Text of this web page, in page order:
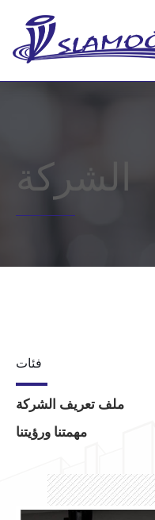
الشركة
فئات
ملف تعريف الشركة
مهمتنا ورؤيتنا